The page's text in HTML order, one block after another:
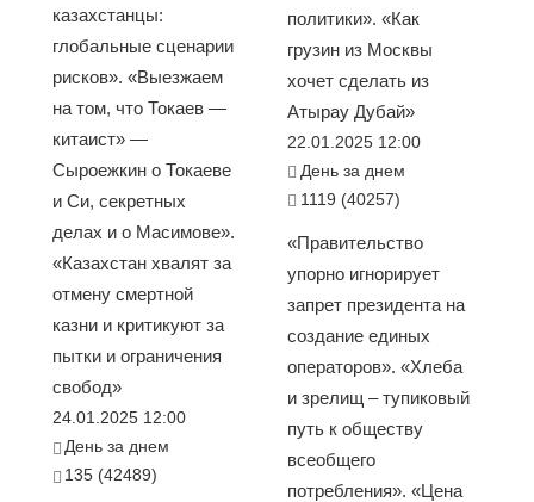
казахстанцы:
глобальные сценарии
рисков». «Выезжаем
на том, что Токаев —
китаист» —
Сыроежкин о Токаеве
и Си, секретных
делах и о Масимове».
«Казахстан хвалят за
отмену смертной
казни и критикуют за
пытки и ограничения
свобод»
24.01.2025 12:00
День за днем
135 (42489)
политики». «Как
грузин из Москвы
хочет сделать из
Атырау Дубай»
22.01.2025 12:00
День за днем
1119 (40257)
«Правительство
упорно игнорирует
запрет президента на
создание единых
операторов». «Хлеба
и зрелищ – тупиковый
путь к обществу
всеобщего
потребления». «Цена